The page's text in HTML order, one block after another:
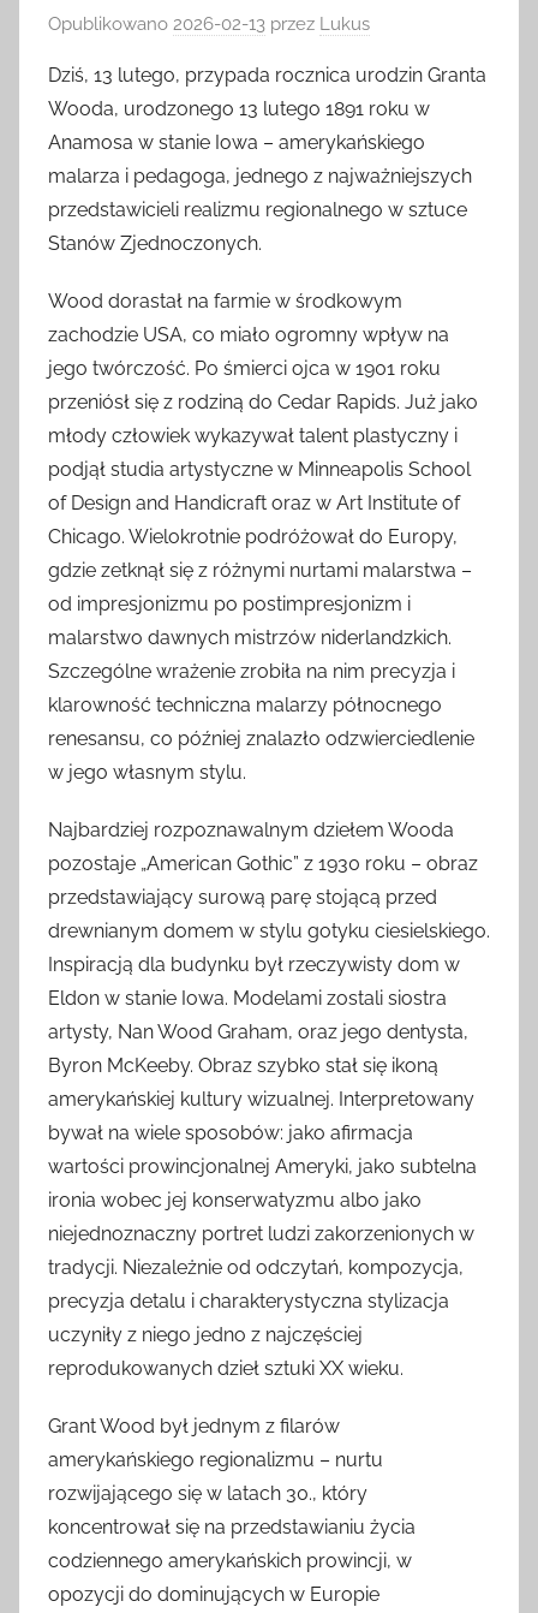
Opublikowano 2026-02-13 przez Lukus
Dziś, 13 lutego, przypada rocznica urodzin Granta
Wooda, urodzonego 13 lutego 1891 roku w
Anamosa w stanie Iowa – amerykańskiego
malarza i pedagoga, jednego z najważniejszych
przedstawicieli realizmu regionalnego w sztuce
Stanów Zjednoczonych.
Wood dorastał na farmie w środkowym
zachodzie USA, co miało ogromny wpływ na
jego twórczość. Po śmierci ojca w 1901 roku
przeniósł się z rodziną do Cedar Rapids. Już jako
młody człowiek wykazywał talent plastyczny i
podjął studia artystyczne w Minneapolis School
of Design and Handicraft oraz w Art Institute of
Chicago. Wielokrotnie podróżował do Europy,
gdzie zetknął się z różnymi nurtami malarstwa –
od impresjonizmu po postimpresjonizm i
malarstwo dawnych mistrzów niderlandzkich.
Szczególne wrażenie zrobiła na nim precyzja i
klarowność techniczna malarzy północnego
renesansu, co później znalazło odzwierciedlenie
w jego własnym stylu.
Najbardziej rozpoznawalnym dziełem Wooda
pozostaje „American Gothic” z 1930 roku – obraz
przedstawiający surową parę stojącą przed
drewnianym domem w stylu gotyku ciesielskiego.
Inspiracją dla budynku był rzeczywisty dom w
Eldon w stanie Iowa. Modelami zostali siostra
artysty, Nan Wood Graham, oraz jego dentysta,
Byron McKeeby. Obraz szybko stał się ikoną
amerykańskiej kultury wizualnej. Interpretowany
bywał na wiele sposobów: jako afirmacja
wartości prowincjonalnej Ameryki, jako subtelna
ironia wobec jej konserwatyzmu albo jako
niejednoznaczny portret ludzi zakorzenionych w
tradycji. Niezależnie od odczytań, kompozycja,
precyzja detalu i charakterystyczna stylizacja
uczyniły z niego jedno z najczęściej
reprodukowanych dzieł sztuki XX wieku.
Grant Wood był jednym z filarów
amerykańskiego regionalizmu – nurtu
rozwijającego się w latach 30., który
koncentrował się na przedstawianiu życia
codziennego amerykańskich prowincji, w
opozycji do dominujących w Europie